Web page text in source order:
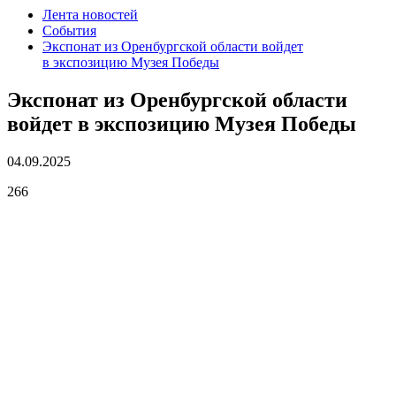
Лента новостей
События
Экспонат из Оренбургской области войдет
в экспозицию Музея Победы
Экспонат из Оренбургской области
войдет в экспозицию Музея Победы
04.09.2025
266